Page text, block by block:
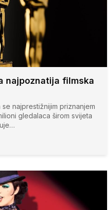
najpoznatija filmska
najprestižnijim priznanjem
gledalaca širom svijeta